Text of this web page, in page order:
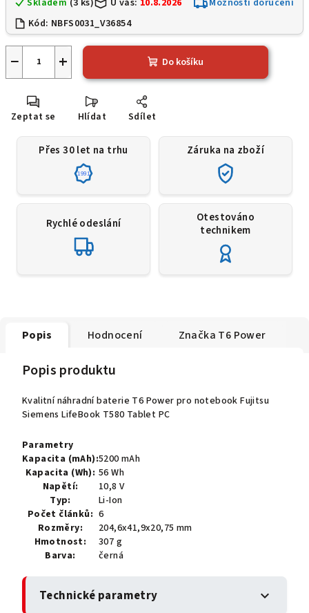
Kód: NBFS0031_V36854
+
− Do košíku
Zeptat se Hlídat Sdílet
Přes 30 let na trhu
1991
Záruka na zboží
Rychlé odeslání
Otestováno
technikem
Popis Hodnocení Značka T6 Power
Popis produktu
Kvalitní náhradní baterie T6 Power pro notebook Fujitsu
Siemens LifeBook T580 Tablet PC
Parametry
Kapacita (mAh):5200 mAh
Kapacita (Wh): 56 Wh
Napětí:
10,8 V
Typ:
Li-Ion
Počet článků: 6
Rozměry:
204,6x41,9x20,75 mm
Hmotnost:
307 g
Barva:
černá
Technické parametry expand_more